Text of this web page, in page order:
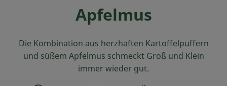
So geht's
Apfelmus
Die Kombination aus herzhaften Kartoffelpuffern
und süßem Apfelmus schmeckt Groß und Klein
immer wieder gut.